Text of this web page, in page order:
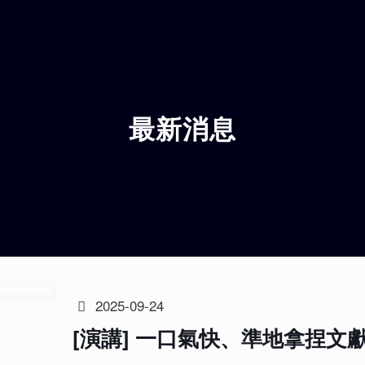
最新消息
2025-09-24
[演講] 一口氣快、準地拿捏文